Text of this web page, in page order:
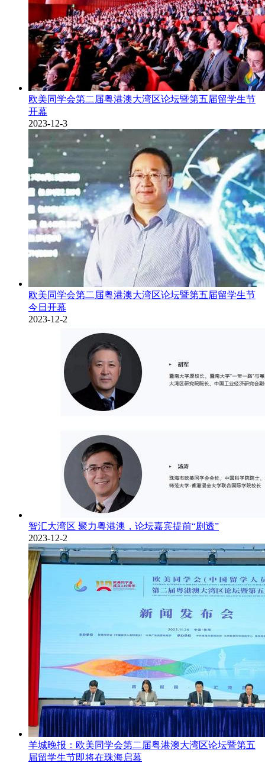
欧美同学会第二届粤港澳大湾区论坛暨第五届留学生节
开幕
2023-12-3
欧美同学会第二届粤港澳大湾区论坛暨第五届留学生节
今日开幕
2023-12-2
智汇大湾区 聚力粤港澳，论坛嘉宾提前“剧透”
2023-12-2
羊城晚报：欧美同学会第二届粤港澳大湾区论坛暨第五
届留学生节即将在珠海启幕